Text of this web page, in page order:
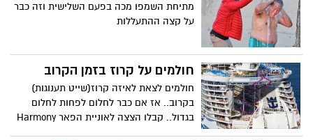
מתיחת השמפו מכה בפעם השלישית וזה כבר
על קצה ההתעללות
חולמים על קרוז בזמן הקרוב
חולמים לצאת לאיזה קרוז(שייט תענוגות)
בקרוב.. אז אם כבר לחלום לפחות לחלום
בגדול.. קבלו הצצה לאוניית הפאר Harmony